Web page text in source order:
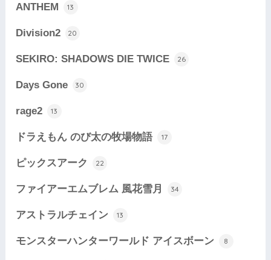
ANTHEM 13
Division2 20
SEKIRO: SHADOWS DIE TWICE 26
Days Gone 30
rage2 13
ドラえもん のび太の牧場物語 17
ピックスアーク 22
ファイアーエムブレム 風花雪月 34
アストラルチェイン 13
モンスターハンターワールド アイスボーン 8